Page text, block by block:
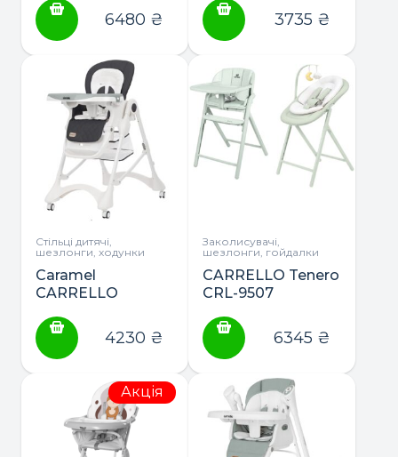
для годування
6480 ₴
годування3735 ₴
Стільці дитячі,
шезлонги, ходунки
Caramel
CARRELLO
годування4230 ₴
Заколисувачі,
шезлонги, гойдалки
CARRELLO Tenero
CRL-9507
для годування
6345 ₴
Акція